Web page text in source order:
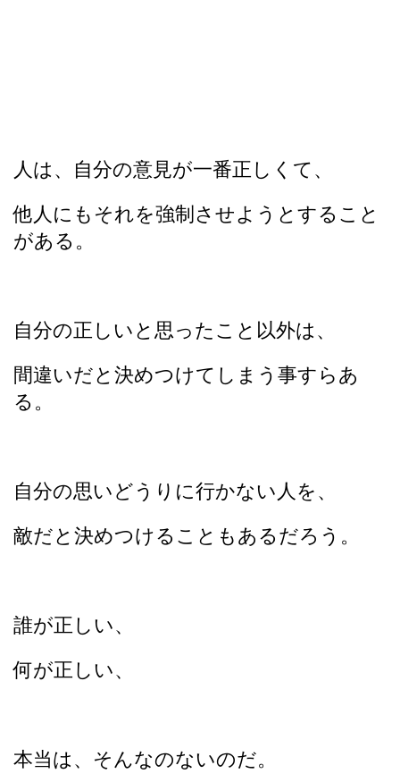
人は、自分の意見が一番正しくて、
他人にもそれを強制させようとすること
がある。
自分の正しいと思ったこと以外は、
間違いだと決めつけてしまう事すらあ
る。
自分の思いどうりに行かない人を、
敵だと決めつけることもあるだろう。
誰が正しい、
何が正しい、
本当は、そんなのないのだ。